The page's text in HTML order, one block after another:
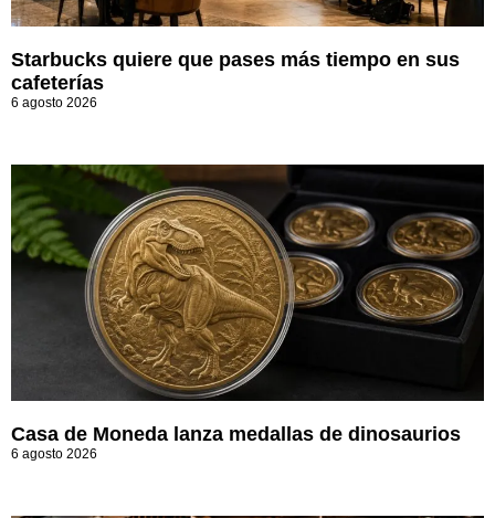
Starbucks quiere que pases más tiempo en sus
cafeterías
6 agosto 2026
Casa de Moneda lanza medallas de dinosaurios
6 agosto 2026